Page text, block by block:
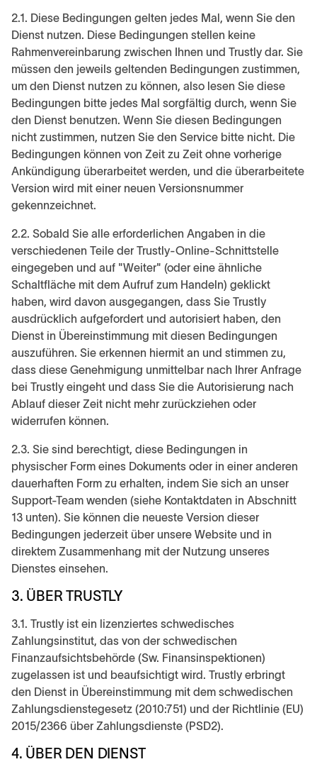
2.1. Diese Bedingungen gelten jedes Mal, wenn Sie den
Dienst nutzen. Diese Bedingungen stellen keine
Rahmenvereinbarung zwischen Ihnen und Trustly dar. Sie
müssen den jeweils geltenden Bedingungen zustimmen,
um den Dienst nutzen zu können, also lesen Sie diese
Bedingungen bitte jedes Mal sorgfältig durch, wenn Sie
den Dienst benutzen. Wenn Sie diesen Bedingungen
nicht zustimmen, nutzen Sie den Service bitte nicht. Die
Bedingungen können von Zeit zu Zeit ohne vorherige
Ankündigung überarbeitet werden, und die überarbeitete
Version wird mit einer neuen Versionsnummer
gekennzeichnet.
2.2. Sobald Sie alle erforderlichen Angaben in die
verschiedenen Teile der Trustly-Online-Schnittstelle
eingegeben und auf "Weiter" (oder eine ähnliche
Schaltfläche mit dem Aufruf zum Handeln) geklickt
haben, wird davon ausgegangen, dass Sie Trustly
ausdrücklich aufgefordert und autorisiert haben, den
Dienst in Übereinstimmung mit diesen Bedingungen
auszuführen. Sie erkennen hiermit an und stimmen zu,
dass diese Genehmigung unmittelbar nach Ihrer Anfrage
bei Trustly eingeht und dass Sie die Autorisierung nach
Ablauf dieser Zeit nicht mehr zurückziehen oder
widerrufen können.
2.3. Sie sind berechtigt, diese Bedingungen in
physischer Form eines Dokuments oder in einer anderen
dauerhaften Form zu erhalten, indem Sie sich an unser
Support-Team wenden (siehe Kontaktdaten in Abschnitt
13 unten). Sie können die neueste Version dieser
Bedingungen jederzeit über unsere Website und in
direktem Zusammenhang mit der Nutzung unseres
Dienstes einsehen.
3. ÜBER TRUSTLY
3.1. Trustly ist ein lizenziertes schwedisches
Zahlungsinstitut, das von der schwedischen
Finanzaufsichtsbehörde (Sw. Finansinspektionen)
zugelassen ist und beaufsichtigt wird. Trustly erbringt
den Dienst in Übereinstimmung mit dem schwedischen
Zahlungsdienstegesetz (2010:751) und der Richtlinie (EU)
2015/2366 über Zahlungsdienste (PSD2).
4. ÜBER DEN DIENST